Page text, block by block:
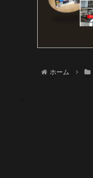
ホーム